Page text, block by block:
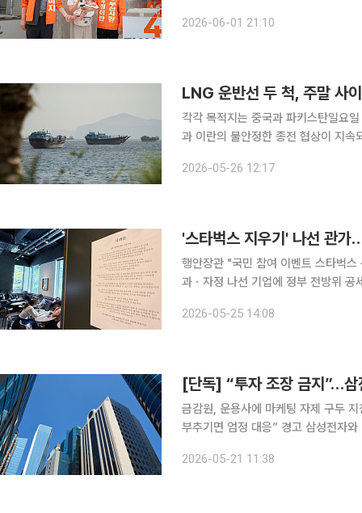
수, 그리고 생후 4개월 된 아들 정온
2026-06-01 21:10
LNG 운반선 두 척, 주말 사
각각 목적지는 중국과 파키스탄일요일
과 이란의 불안정한 종전 협상이 지속
로 관측된다. 파이낸셜타임
2026-05-26 12:17
'스타벅스 지우기' 나선 관가
행안장관 "국민 참여 이벤트 스타벅
과ㆍ자정 나선 기업에 정부 전방위 공세 “과도하다” 우려도 스
등 전방위로 스타벅스 지우기에 나서
2026-05-25 14:08
[단독] “투자 조장 금지”…삼
금감원, 운용사에 마케팅 자제 구두
부추기면 엄정 대응” 경고 삼성전자와 SK하이닉스를 기초자산으로 한 단일종목 2배 레버리지 상장
지 ETF 출시 과정에서 투자 조장 행
2026-05-21 11:38